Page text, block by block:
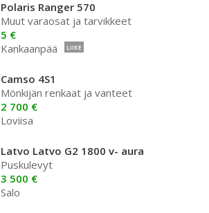
Polaris Ranger 570
Muut varaosat ja tarvikkeet
5 €
Kankaanpää
LIIKE
Camso 4S1
Mönkijän renkaat ja vanteet
2 700 €
Loviisa
Latvo Latvo G2 1800 v- aura
Puskulevyt
3 500 €
Salo